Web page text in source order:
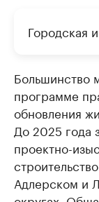
Городская
Большинство
программе
обновления
До 2025 года
проектно-
Адлерском и